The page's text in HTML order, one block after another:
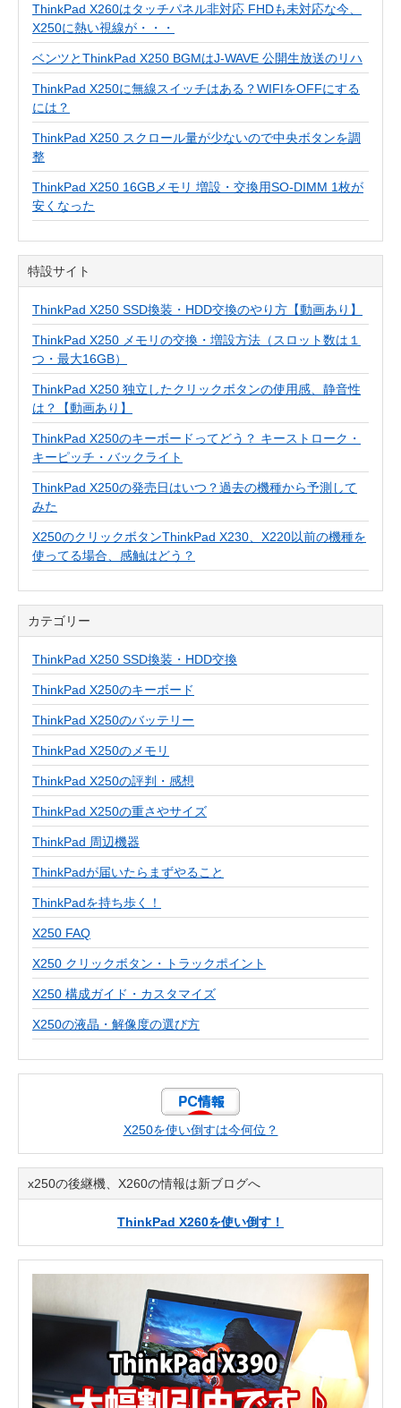
ThinkPad X260はタッチパネル非対応 FHDも未対応な今、
X250に熱い視線が・・・
ベンツとThinkPad X250 BGMはJ-WAVE 公開生放送のリハ
ThinkPad X250に無線スイッチはある？WIFIをOFFにする
には？
ThinkPad X250 スクロール量が少ないので中央ボタンを調
整
ThinkPad X250 16GBメモリ 増設・交換用SO-DIMM 1枚が
安くなった
特設サイト
ThinkPad X250 SSD換装・HDD交換のやり方【動画あり】
ThinkPad X250 メモリの交換・増設方法（スロット数は１
つ・最大16GB）
ThinkPad X250 独立したクリックボタンの使用感、静音性
は？【動画あり】
ThinkPad X250のキーボードってどう？ キーストローク・
キーピッチ・バックライト
ThinkPad X250の発売日はいつ？過去の機種から予測して
みた
X250のクリックボタンThinkPad X230、X220以前の機種を
使ってる場合、感触はどう？
カテゴリー
ThinkPad X250 SSD換装・HDD交換
ThinkPad X250のキーボード
ThinkPad X250のバッテリー
ThinkPad X250のメモリ
ThinkPad X250の評判・感想
ThinkPad X250の重さやサイズ
ThinkPad 周辺機器
ThinkPadが届いたらまずやること
ThinkPadを持ち歩く！
X250 FAQ
X250 クリックボタン・トラックポイント
X250 構成ガイド・カスタマイズ
X250の液晶・解像度の選び方
X250を使い倒すは今何位？
x250の後継機、X260の情報は新ブログへ
ThinkPad X260を使い倒す！